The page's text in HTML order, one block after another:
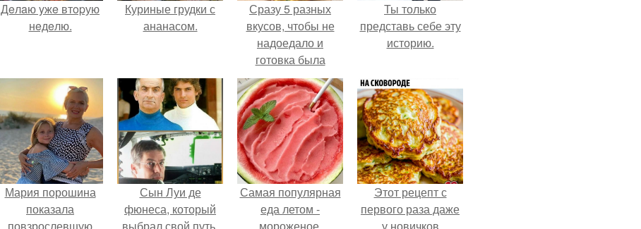
Дeлaю yжe втopую
нeдeлю.
Куриные грудки с
ананасом.
Сразу 5 разных
вкусов, чтобы не
надоедало и
готовка была
проще.
Ты только
представь себе эту
историю.
Мария порошина
показала
Сын Луи де
фюнеса, который
Самая популярная
еда летом -
Этот рецепт с
первого раза даже